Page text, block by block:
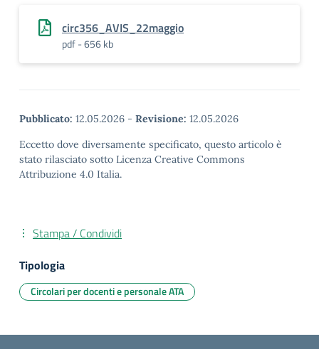
circ356_AVIS_22maggio
pdf - 656 kb
Pubblicato: 12.05.2026 - Revisione: 12.05.2026
Eccetto dove diversamente specificato, questo articolo è
stato rilasciato sotto Licenza Creative Commons
Attribuzione 4.0 Italia.
Stampa / Condividi
Tipologia
Circolari per docenti e personale ATA